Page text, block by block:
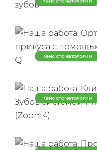
лечение
брекет-
Кейс стоматологии
отбеливание
Philips Zoom
Кейс стоматологии
Наша работа:
лечения